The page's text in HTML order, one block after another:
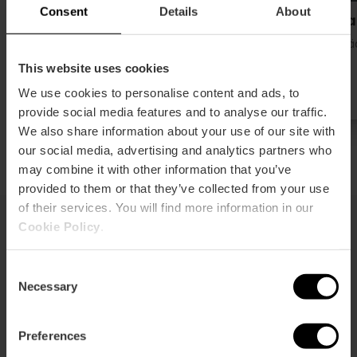
Consent Details About
This website uses cookies
We use cookies to personalise content and ads, to
provide social media features and to analyse our traffic.
We also share information about your use of our site with
our social media, advertising and analytics partners who
may combine it with other information that you’ve
provided to them or that they’ve collected from your use
of their services. You will find more information in our
Cookie Policy
Selection
Necessary
Preferences
Bodega Casa Montaña
4 We’re Smart Green Guide
Pläne auf dem Meer